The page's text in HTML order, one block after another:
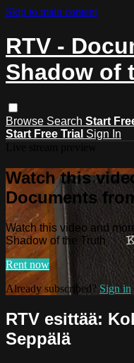
Skip to main content
RTV -
Shadow of
Browse Search Start
Start Free Trial Sign In
Watch this
Documents
Watch this video and
Shadow of the Truth
Rent now
Already subscribed? Sign in
RTV esittää:
Seppälä